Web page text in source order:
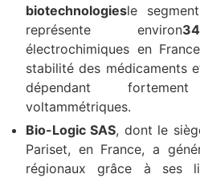
biotechnologiesle
représente environ
électrochimiques en
stabilité des médicaments
dépendant
voltammétriques.
Bio-Logic SAS, dont le
Pariset, en France, a
régionaux grâce à ses